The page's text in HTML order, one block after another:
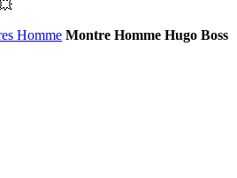
Homme Montre Homme Hugo Boss